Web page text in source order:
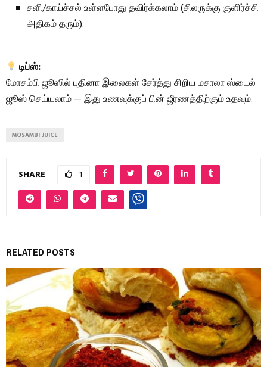
சளி/காய்ச்சல் உள்ளபோது தவிர்க்கலாம் (சிலருக்கு குளிர்ச்சி
அதிகம் தரும்).
டிப்ஸ்:
மோசம்பி ஜூஸில் புதினா இலைகள் சேர்த்து சிறிய மசாலா ஸ்டைல்
ஜூஸ் செய்யலாம் — இது உணவுக்குப் பின் ஜீரணத்திற்கும் உதவும்.
MOSAMBI JUICE
SHARE -1
RELATED POSTS